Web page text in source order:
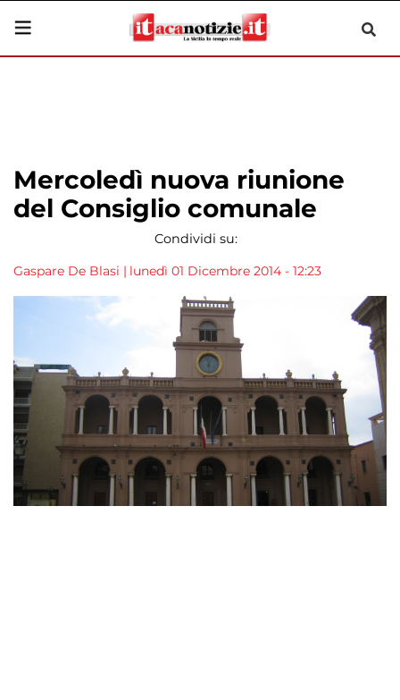
Mercoledì nuova riunione
del Consiglio comunale
Condividi su:
Gaspare De Blasi | lunedì 01 Dicembre 2014 - 12:23